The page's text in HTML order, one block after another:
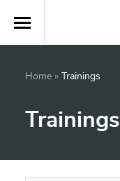
Home » Trainings
Trainings